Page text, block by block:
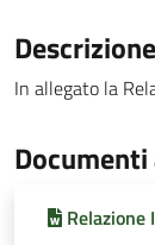
Descrizione
In allegato la